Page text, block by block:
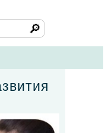
🔎